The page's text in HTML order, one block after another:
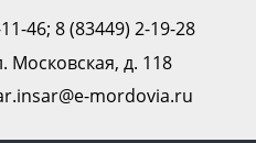
46; 8 (83449) 2-19-28
Московская, д. 118
mordovia.ru